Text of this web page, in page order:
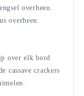
overheen.
overheen.
over elk bord
cassave crackers